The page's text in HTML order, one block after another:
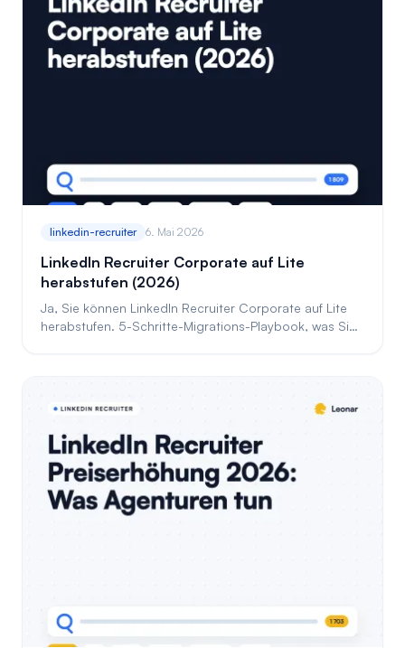
linkedin-recruiter 6. Mai 2026
LinkedIn Recruiter Corporate auf Lite
herabstufen (2026)
Ja, Sie können LinkedIn Recruiter Corporate auf Lite
herabstufen. 5-Schritte-Migrations-Playbook, was Sie